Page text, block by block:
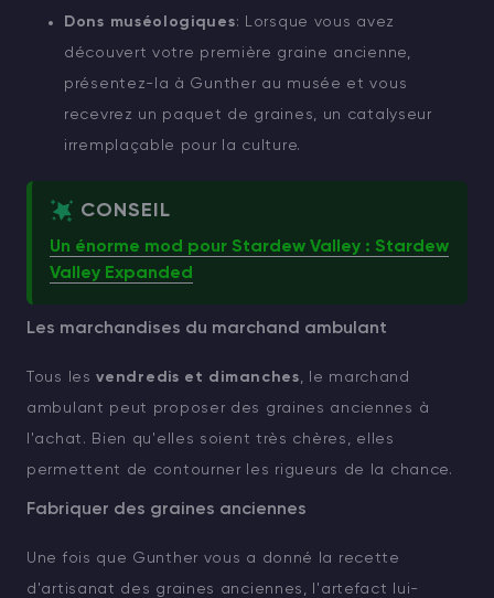
Dons muséologiques: Lorsque vous avez
découvert votre première graine ancienne,
présentez-la à Gunther au musée et vous
recevrez un paquet de graines, un catalyseur
irremplaçable pour la culture.
CONSEIL
Un énorme mod pour Stardew Valley : Stardew
Valley Expanded
Les marchandises du marchand ambulant
Tous lesvendredis et dimanches , le marchand
ambulant peut proposer des graines anciennes à
l'achat. Bien qu'elles soient très chères, elles
permettent de contourner les rigueurs de la chance.
Fabriquer des graines anciennes
Une fois que Gunther vous a donné la recette
d'artisanat des graines anciennes, l'artefact lui-